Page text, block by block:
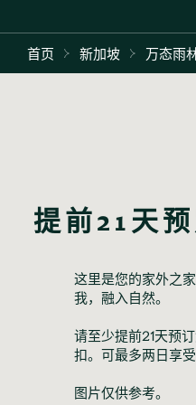
首页 新加坡 万态雨
提前21天
这里是您的家外之
我，融入自然。
请至少提前21天预
扣。可最多两日享
图片仅供参考。